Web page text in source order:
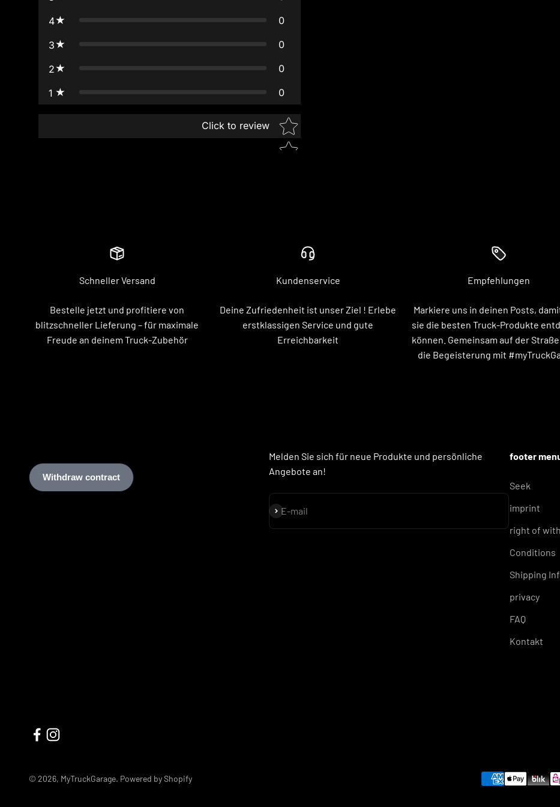
4 0
3 0
2 0
1 0
Click to review Star rating
Schneller Versand
Bestelle jetzt und profitiere von
blitzschneller Lieferung – für maximale
Freude an deinem Truck-Zubehör
Kundenservice
Deine Zufriedenheit ist unser Ziel ! Erlebe
erstklassigen Service und gute
Erreichbarkeit
Empfehlungen
Markiere uns in deinen Posts,
sie die besten Truck-Produkte
können. Gemeinsam auf der
die Begeisterung mit
Melden Sie sich für neue Produkte und persönliche
Angebote an!
E-mail
Subscribe
footer
Seek
imprint
right of
Conditions
Shipping
privacy
FAQ
Kontakt
© 2026, MyTruckGarage. Powered by Shopify